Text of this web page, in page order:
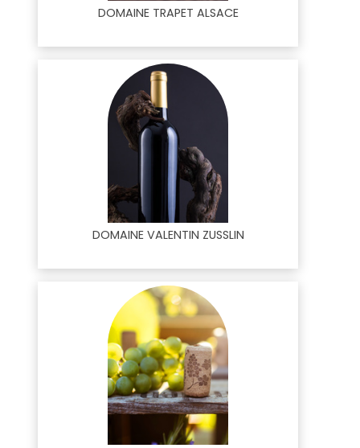
DOMAINE TRAPET ALSACE
DOMAINE VALENTIN ZUSSLIN